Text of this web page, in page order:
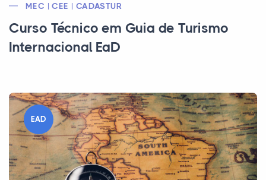
MEC | CEE | CADASTUR
Curso Técnico em Guia de Turismo
Internacional EaD
EAD